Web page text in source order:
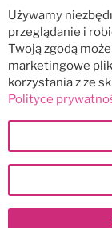
Używamy
przeglądanie i
Twoją zgodą
marketingowe
korzystania z ze
Polityce